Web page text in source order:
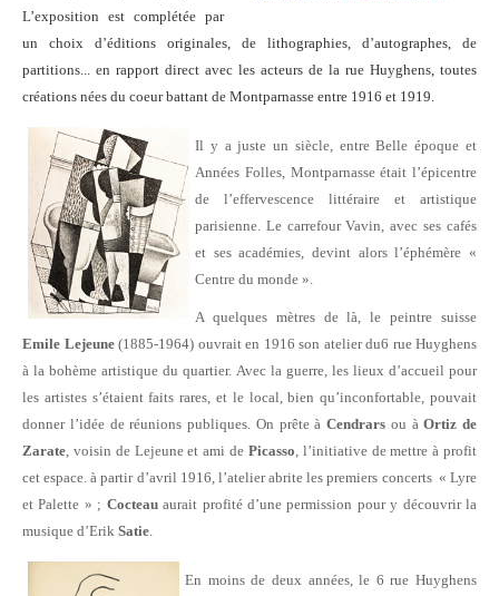
L’exposition est complétée par
un choix d’éditions originales, de lithographies, d’autographes, de
partitions... en rapport direct avec les acteurs de la rue Huyghens, toutes
créations nées du coeur battant de Montparnasse entre 1916 et 1919.
Il y a juste un siècle, entre Belle époque et
Années Folles, Montparnasse était l’épicentre
de l’effervescence littéraire et artistique
parisienne. Le carrefour Vavin, avec ses cafés
et ses académies, devint alors l’éphémère «
Centre du monde ».
A quelques mètres de là, le peintre suisse
Emile Lejeune(1885-1964) ouvrait en 1916 son atelier du6 rue Huyghens
à la bohème artistique du quartier. Avec la guerre, les lieux d’accueil pour
les artistes s’étaient faits rares, et le local, bien qu’inconfortable, pouvait
donner l’idée de réunions publiques. On prête à Cendrars ou à Ortiz de
Zarate , voisin de Lejeune et ami de Picasso , l’initiative de mettre à profit
cet espace. à partir d’avril 1916, l’atelier abrite les premiers concerts « Lyre
et Palette » ; Cocteauaurait profité d’une permission pour y découvrir la
musique d’Erik Satie
En moins de deux années, le 6 rue Huyghens